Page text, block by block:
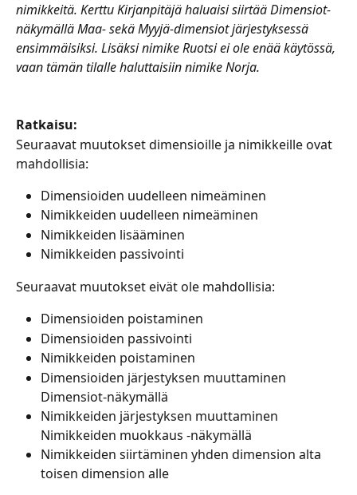
nimikkeitä. Kerttu Kirjanpitäjä haluaisi siirtää Dimensiot-
näkymällä Maa- sekä Myyjä-dimensiot järjestyksessä
ensimmäisiksi. Lisäksi nimike Ruotsi ei ole enää käytössä,
vaan tämän tilalle haluttaisiin nimike Norja.
Ratkaisu:
Seuraavat muutokset dimensioille ja nimikkeille ovat
mahdollisia:
Dimensioiden uudelleen nimeäminen
Nimikkeiden uudelleen nimeäminen
Nimikkeiden lisääminen
Nimikkeiden passivointi
Seuraavat muutokset eivät ole mahdollisia:
Dimensioiden poistaminen
Dimensioiden passivointi
Nimikkeiden poistaminen
Dimensioiden järjestyksen muuttaminen
Dimensiot-näkymällä
Nimikkeiden järjestyksen muuttaminen
Nimikkeiden muokkaus -näkymällä
Nimikkeiden siirtäminen yhden dimension alta
toisen dimension alle